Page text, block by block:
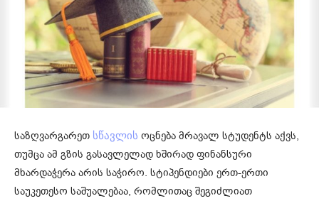
საზღვარგარეთ სწავლის ოცნება მრავალ სტუდენტს აქვს,
თუმცა ამ გზის გასავლელად ხშირად ფინანსური
მხარდაჭერა არის საჭირო. სტიპენდიები ერთ-ერთი
საუკეთესო საშუალებაა, რომლითაც შეგიძლიათ